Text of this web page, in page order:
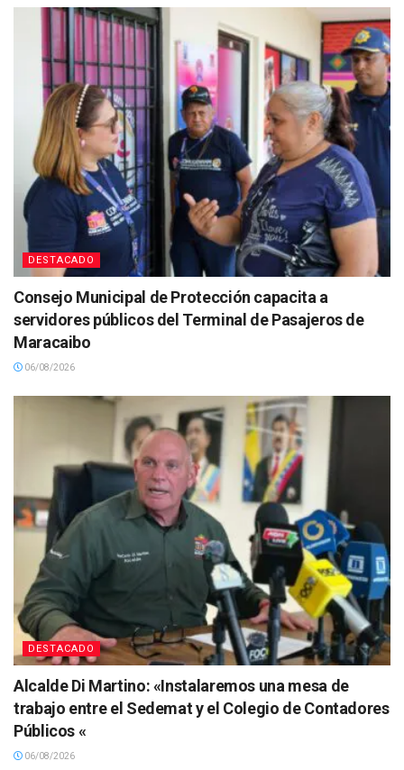
DESTACADO
Consejo Municipal de Protección capacita a
servidores públicos del Terminal de Pasajeros de
Maracaibo
06/08/2026
DESTACADO
Alcalde Di Martino: «Instalaremos una mesa de
trabajo entre el Sedemat y el Colegio de Contadores
Públicos «
06/08/2026